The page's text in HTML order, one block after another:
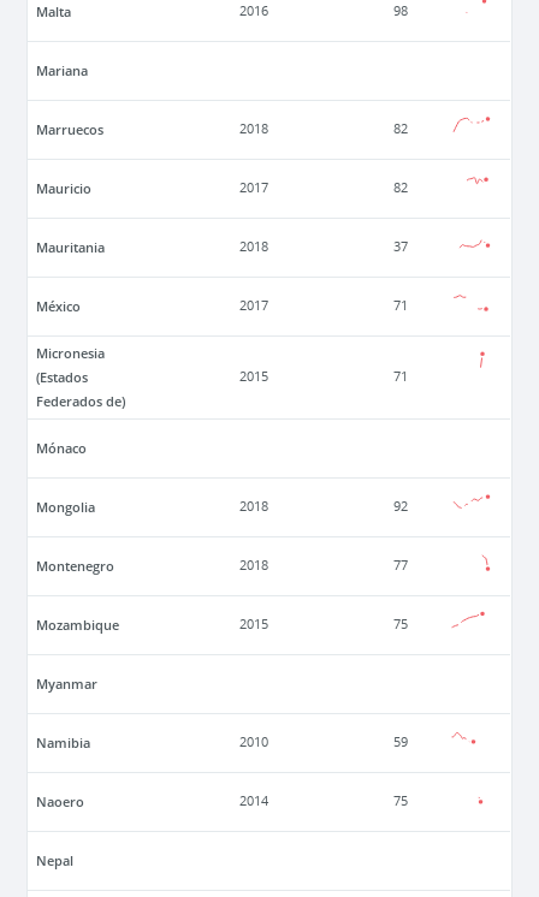
Malta 2016 98
Mariana
Marruecos 2018 82
Mauricio 2017 82
Mauritania 2018 37
México 2017 71
Micronesia
(Estados
Federados de)
2015 71
Mónaco
Mongolia 2018 92
Montenegro 2018 77
Mozambique 2015 75
Myanmar
Namibia 2010 59
Naoero 2014 75
Nepal